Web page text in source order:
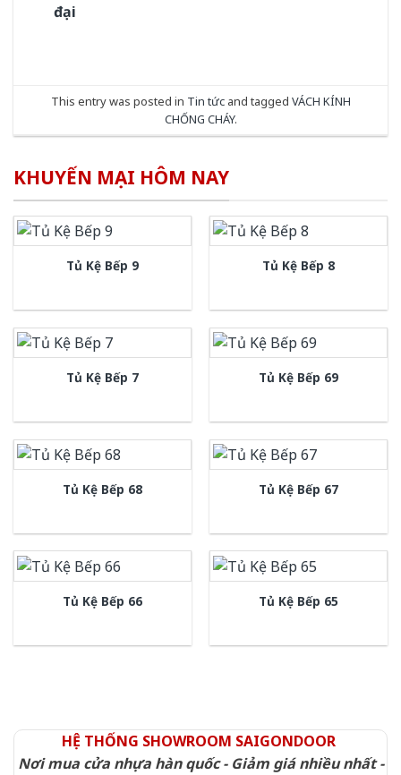
đại
This entry was posted in Tin tứcand tagged VÁCH KÍNH
CHỐNG CHÁY.
KHUYẾN MẠI HÔM NAY
Tủ Kệ Bếp 9 Tủ Kệ Bếp 8
Tủ Kệ Bếp 7 Tủ Kệ Bếp 69
Tủ Kệ Bếp 68 Tủ Kệ Bếp 67
Tủ Kệ Bếp 66 Tủ Kệ Bếp 65
HỆ THỐNG SHOWROOM SAIGONDOOR
Nơi mua cửa nhựa hàn quốc - Giảm giá nhiều nhất -